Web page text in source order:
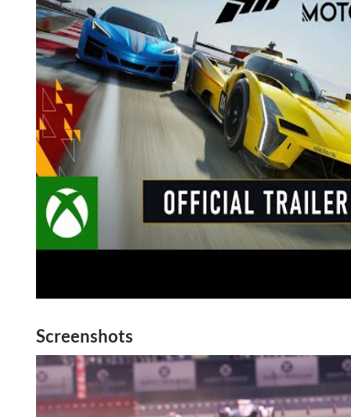
Screenshots